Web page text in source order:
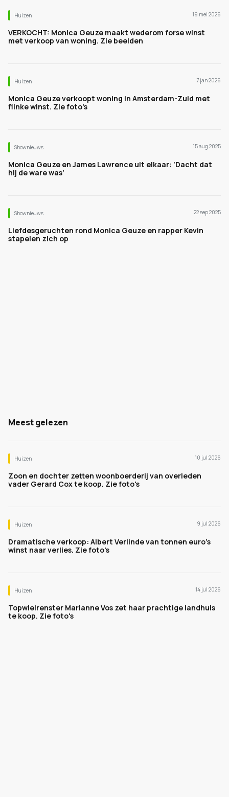
Huizen 19 mei 2026
VERKOCHT: Monica Geuze maakt wederom forse winst
met verkoop van woning. Zie beelden
Huizen 7 jan 2026
Monica Geuze verkoopt woning in Amsterdam-Zuid met
flinke winst. Zie foto’s
Shownieuws 15 aug 2025
Monica Geuze en James Lawrence uit elkaar: ‘Dacht dat
hij de ware was’
Shownieuws 22 sep 2025
Liefdesgeruchten rond Monica Geuze en rapper Kevin
stapelen zich op
Meest gelezen
Huizen 10 jul 2026
Zoon en dochter zetten woonboerderij van overleden
vader Gerard Cox te koop. Zie foto's
Huizen 9 jul 2026
Dramatische verkoop: Albert Verlinde van tonnen euro's
winst naar verlies. Zie foto's
Huizen 14 jul 2026
Topwielrenster Marianne Vos zet haar prachtige landhuis
te koop. Zie foto's